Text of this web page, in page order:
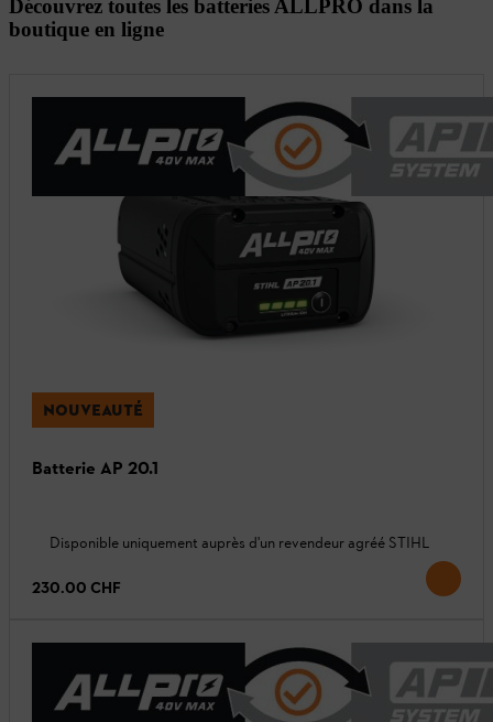
Découvrez toutes les batteries ALLPRO dans la
boutique en ligne
NOUVEAUTÉ
Batterie AP 20.1
Disponible uniquement auprès d'un revendeur agréé STIHL
230.00 CHF